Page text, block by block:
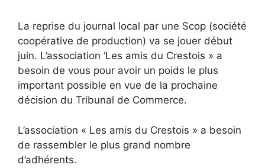
La reprise du journal local par une Scop (société
coopérative de production) va se jouer début
juin. L’association ‘Les amis du Crestois » a
besoin de vous pour avoir un poids le plus
important possible en vue de la prochaine
décision du Tribunal de Commerce.
L’association « Les amis du Crestois » a besoin
de rassembler le plus grand nombre
d’adhérents.